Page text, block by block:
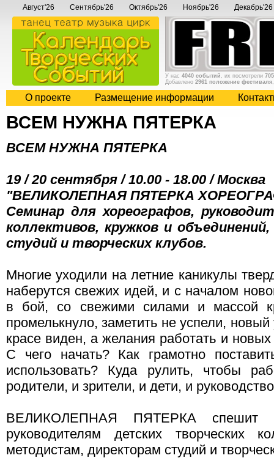
Август'26 Сентябрь'26 Октябрь'26 Ноябрь'26 Декабрь'26
У нас 4040 событий , их посмотрели
Добавлено 2961 положение фестиваля
О проекте Размещение информации
ВСЕМ НУЖНА ПЯТЕРКА
ВСЕМ НУЖНА ПЯТЕРКА
19 / 20 сентября / 10.00 - 18.00 / Москва
"ВЕЛИКОЛЕПНАЯ ПЯТЕРКА
Семинар для хореографов,
коллективов, кружков и
студий и творческих клубов.
Многие уходили на летние каникулы
наберутся свежих идей, и с началом
в бой, со свежими силами и массой
промелькнуло, заметить не успели,
красе виден, а желания работать и
C чего начать? Как грамотно
использовать? Куда рулить, чтобы
родители, и зрители, и дети, и
ВЕЛИКОЛЕПНАЯ ПЯТЕРКА спешит
руководителям детских творческих
методистам, директорам студий и